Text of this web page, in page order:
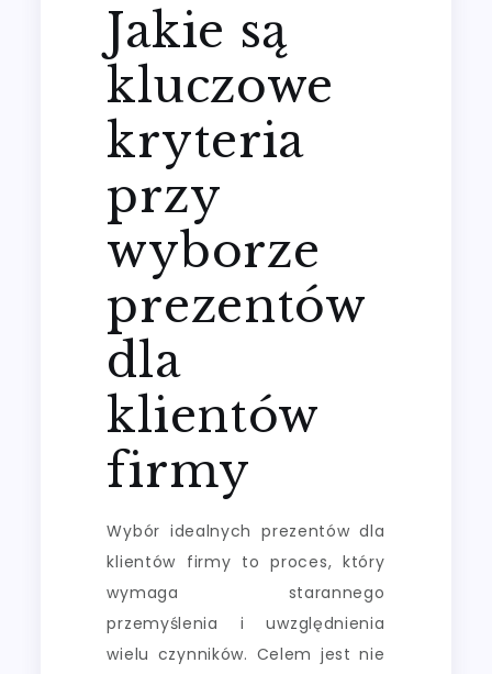
Jakie są
kluczowe
kryteria
przy
wyborze
prezentów
dla
klientów
firmy
Wybór idealnych prezentów dla
klientów firmy to proces, który
wymaga starannego
przemyślenia i uwzględnienia
wielu czynników. Celem jest nie